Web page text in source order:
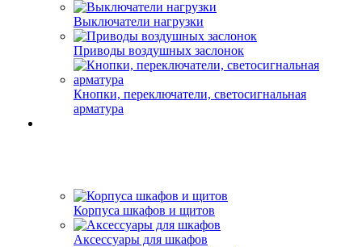
Выключатели нагрузки
Приводы воздушных заслонок
Кнопки, переключатели, светосигнальная
арматура
Корпуса шкафов и щитов
Аксессуары для шкафов